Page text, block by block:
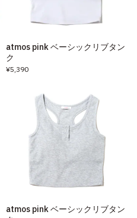
atmos pink ベーシックリブタン
ク
¥5,390
atmos pink ベーシックリブタン